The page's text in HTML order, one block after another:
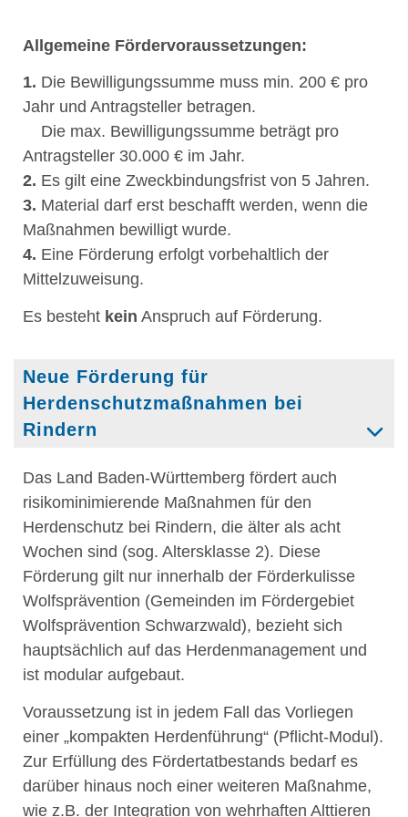
Allgemeine Fördervoraussetzungen:
1. Die Bewilligungssumme muss min. 200 € pro
Jahr und Antragsteller betragen.
Die max. Bewilligungssumme beträgt pro
Antragsteller 30.000 € im Jahr.
2. Es gilt eine Zweckbindungsfrist von 5 Jahren.
3. Material darf erst beschafft werden, wenn die
Maßnahmen bewilligt wurde.
4. Eine Förderung erfolgt vorbehaltlich der
Mittelzuweisung.
Es besteht kein Anspruch auf Förderung.
Neue Förderung für
Herdenschutzmaßnahmen bei
Rindern
Das Land Baden-Württemberg fördert auch
risikominimierende Maßnahmen für den
Herdenschutz bei Rindern, die älter als acht
Wochen sind (sog. Altersklasse 2). Diese
Förderung gilt nur innerhalb der Förderkulisse
Wolfsprävention (Gemeinden im Fördergebiet
Wolfsprävention Schwarzwald), bezieht sich
hauptsächlich auf das Herdenmanagement und
ist modular aufgebaut.
Voraussetzung ist in jedem Fall das Vorliegen
einer „kompakten Herdenführung“ (Pflicht-Modul).
Zur Erfüllung des Fördertatbestands bedarf es
darüber hinaus noch einer weiteren Maßnahme,
wie z.B. der Integration von wehrhaften Alttieren